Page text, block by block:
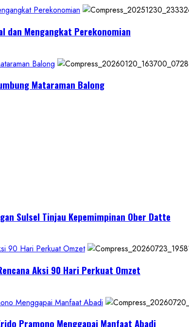
Perekonomian
dan Mengangkat Perekonomian
Balong
Mataraman Balong
Sulsel Tinjau Kepemimpinan Ober Datte
90 Hari Perkuat Omzet
Aksi 90 Hari Perkuat Omzet
Menggapai Manfaat Abadi
Pramono Menggapai Manfaat Abadi